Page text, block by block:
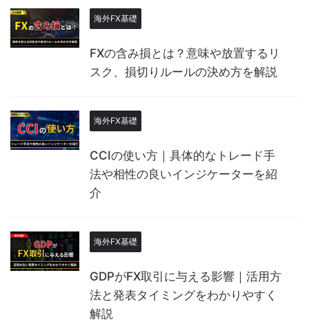
海外FX基礎
FXの含み損とは？意味や放置するリ
スク、損切りルールの決め方を解説
海外FX基礎
CCIの使い方｜具体的なトレード手
法や相性の良いインジケーターを紹
介
海外FX基礎
GDPがFX取引に与える影響｜活用方
法と発表タイミングをわかりやすく
解説